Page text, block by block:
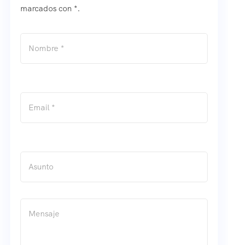
marcados con *.